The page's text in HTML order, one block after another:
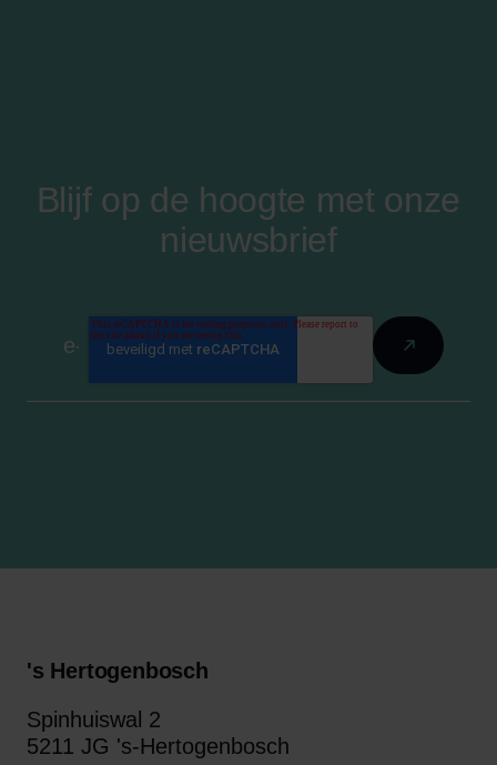
Blijf op de hoogte met onze
nieuwsbrief
's Hertogenbosch
Spinhuiswal 2
5211 JG 's-Hertogenbosch